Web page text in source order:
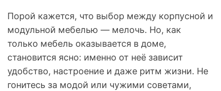
Порой кажется, что выбор между корпусной и
модульной мебелью — мелочь. Но, как
только мебель оказывается в доме,
становится ясно: именно от неё зависит
удобство, настроение и даже ритм жизни. Не
гонитесь за модой или чужими советами,